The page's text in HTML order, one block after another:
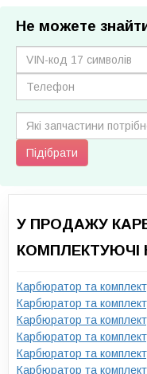
Не можете
Підібрати
У ПРОДАЖУ
КОМПЛЕКТУЮЧІ
Карбюратор та
Карбюратор та
Карбюратор та
Карбюратор та
Карбюратор та
Карбюратор та